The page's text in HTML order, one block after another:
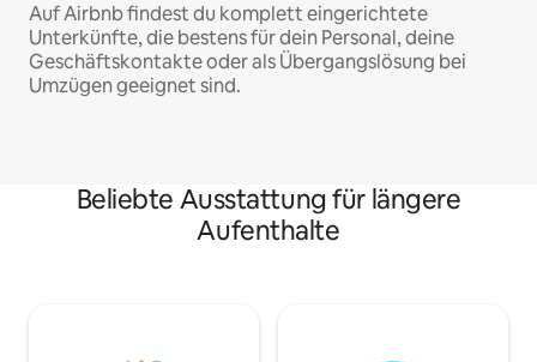
Auf Airbnb findest du komplett eingerichtete
Unterkünfte, die bestens für dein Personal, deine
Geschäftskontakte oder als Übergangslösung bei
Umzügen geeignet sind.
Beliebte Ausstattung für längere
Aufenthalte